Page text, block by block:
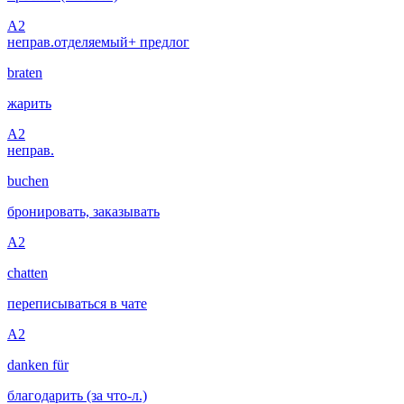
A2
неправ.отделяемый+ предлог
braten
жарить
A2
неправ.
buchen
бронировать, заказывать
A2
chatten
переписываться в чате
A2
danken für
благодарить (за что-л.)